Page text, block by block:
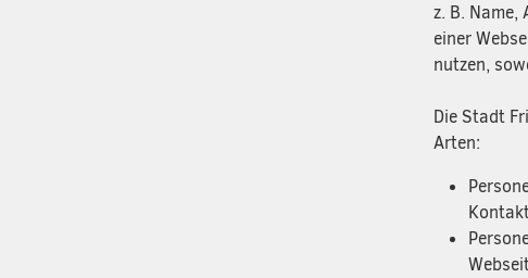
z. B. Name,
einer
nutzen,
Die Stadt
Arten: